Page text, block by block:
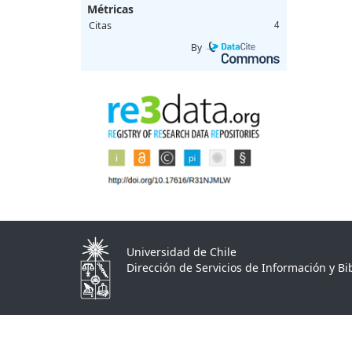
Métricas
Citas 4
By
Universidad de Chile
Dirección de Servicios de Información y